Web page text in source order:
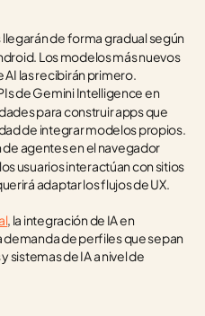
de forma gradual según
Los modelos más nuevos
las recibirán primero.
de Gemini Intelligence en
para construir apps que
de integrar modelos propios.
de agentes en el navegador
usuarios interactúan con sitios
adaptar los flujos de UX.
, la integración de IA en
de perfiles que sepan
sistemas de IA a nivel de